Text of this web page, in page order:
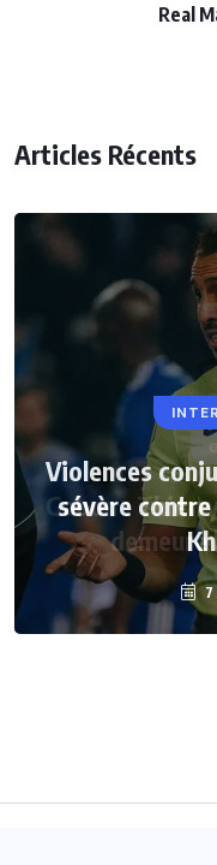
Real
Articles Récents
Violences
sévère
7